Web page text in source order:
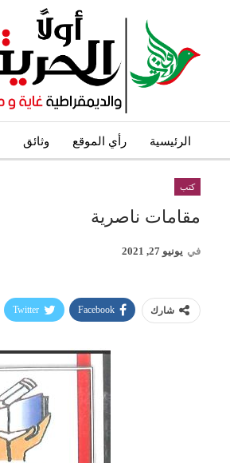
الرئيسية رأي الموقع وثائق
كتب
مقامات ناصرية
في يونيو 27, 2021
شارك Facebook
Twitter